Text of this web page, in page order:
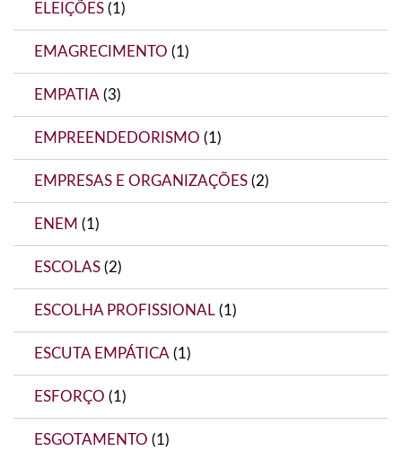
ELEIÇÕES (1)
EMAGRECIMENTO (1)
EMPATIA (3)
EMPREENDEDORISMO (1)
EMPRESAS E ORGANIZAÇÕES (2)
ENEM (1)
ESCOLAS (2)
ESCOLHA PROFISSIONAL (1)
ESCUTA EMPÁTICA (1)
ESFORÇO (1)
ESGOTAMENTO (1)